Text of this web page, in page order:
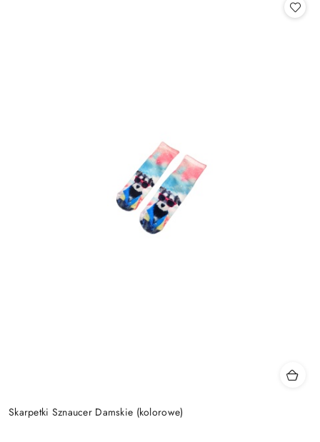
Skarpetki Sznaucer Damskie (kolorowe)